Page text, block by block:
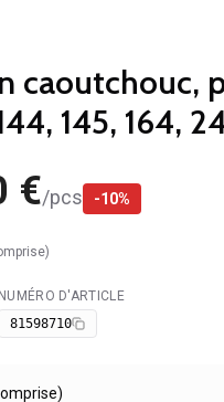
caoutchouc,
145, 164,
€/pcs -10%
NUMÉRO D'ARTICLE
81598710